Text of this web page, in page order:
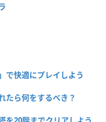
で快適にプレイしよう
たら何をするべき？